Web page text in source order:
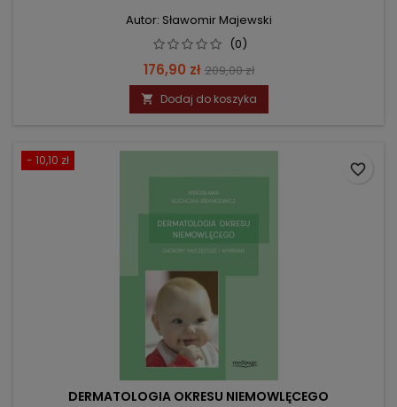
Autor: Sławomir Majewski
(0)
Cena
176,90 zł Cena
podstawowa
209,00 zł
 Dodaj do koszyka
- 10,10 zł
DERMATOLOGIA OKRESU NIEMOWLĘCEGO
favorite_border